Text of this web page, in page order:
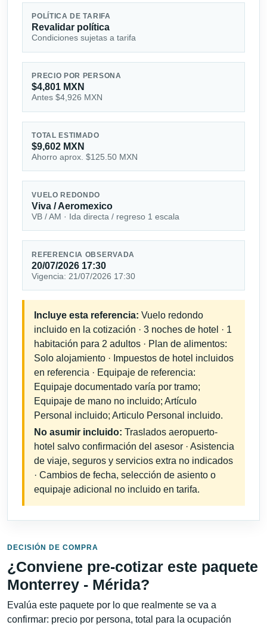
POLÍTICA DE TARIFA
Revalidar política
Condiciones sujetas a tarifa
PRECIO POR PERSONA
$4,801 MXN
Antes $4,926 MXN
TOTAL ESTIMADO
$9,602 MXN
Ahorro aprox. $125.50 MXN
VUELO REDONDO
Viva / Aeromexico
VB / AM · Ida directa / regreso 1 escala
REFERENCIA OBSERVADA
20/07/2026 17:30
Vigencia: 21/07/2026 17:30
Incluye esta referencia: Vuelo redondo
incluido en la cotización · 3 noches de hotel · 1
habitación para 2 adultos · Plan de alimentos:
Solo alojamiento · Impuestos de hotel incluidos
en referencia · Equipaje de referencia:
Equipaje documentado varía por tramo;
Equipaje de mano no incluido; Artículo
Personal incluido; Articulo Personal incluido.
No asumir incluido: Traslados aeropuerto-
hotel salvo confirmación del asesor · Asistencia
de viaje, seguros y servicios extra no indicados
· Cambios de fecha, selección de asiento o
equipaje adicional no incluido en tarifa.
DECISIÓN DE COMPRA
¿Conviene pre-cotizar este paquete
Monterrey - Mérida?
Evalúa este paquete por lo que realmente se va a
confirmar: precio por persona, total para la ocupación